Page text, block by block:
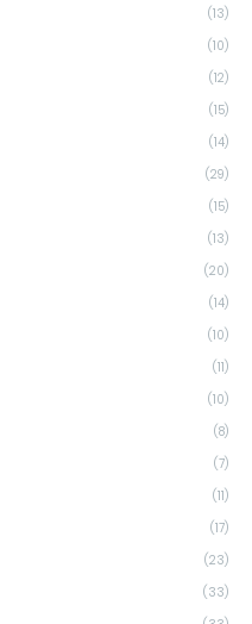
(13)
(10)
(12)
(15)
(14)
(29)
(15)
(13)
(20)
(14)
(10)
(11)
(10)
(8)
(7)
(11)
(17)
(23)
(33)